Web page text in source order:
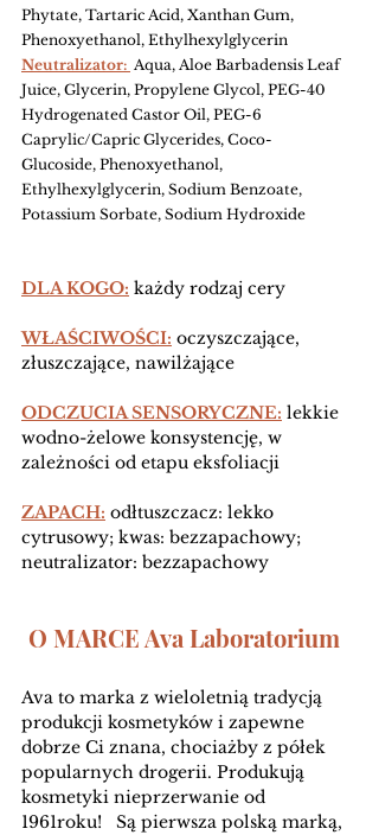
Phytate, Tartaric Acid, Xanthan Gum,
Phenoxyethanol, Ethylhexylglycerin
Neutralizator: Aqua, Aloe Barbadensis Leaf
Juice, Glycerin, Propylene Glycol, PEG-40
Hydrogenated Castor Oil, PEG-6
Caprylic/Capric Glycerides, Coco-
Glucoside, Phenoxyethanol,
Ethylhexylglycerin, Sodium Benzoate,
Potassium Sorbate, Sodium Hydroxide
DLA KOGO: każdy rodzaj cery
WŁAŚCIWOŚCI: oczyszczające,
złuszczające, nawilżające
ODCZUCIA SENSORYCZNE: lekkie
wodno-żelowe konsystencję, w
zależności od etapu eksfoliacji
ZAPACH: odłtuszczacz: lekko
cytrusowy; kwas: bezzapachowy;
neutralizator: bezzapachowy
O MARCE Ava Laboratorium
Ava to marka z wieloletnią tradycją
produkcji kosmetyków i zapewne
dobrze Ci znana, chociażby z półek
popularnych drogerii. Produkują
kosmetyki nieprzerwanie od
1961roku!   Są pierwsza polską marką,